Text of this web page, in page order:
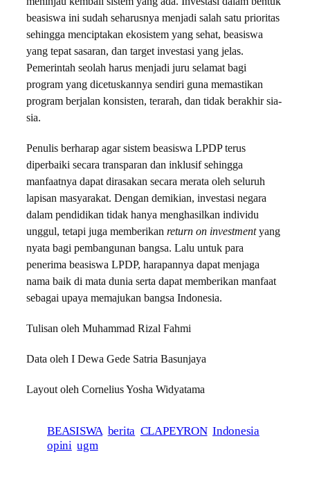
beasiswa ini sudah seharusnya menjadi salah satu prioritas
sehingga menciptakan ekosistem yang sehat, beasiswa
yang tepat sasaran, dan target investasi yang jelas.
Pemerintah seolah harus menjadi juru selamat bagi
program yang dicetuskannya sendiri guna memastikan
program berjalan konsisten, terarah, dan tidak berakhir sia-
sia.
Penulis berharap agar sistem beasiswa LPDP terus
diperbaiki secara transparan dan inklusif sehingga
manfaatnya dapat dirasakan secara merata oleh seluruh
lapisan masyarakat. Dengan demikian, investasi negara
dalam pendidikan tidak hanya menghasilkan individu
unggul, tetapi juga memberikan return on investmentyang
nyata bagi pembangunan bangsa. Lalu untuk para
penerima beasiswa LPDP, harapannya dapat menjaga
nama baik di mata dunia serta dapat memberikan manfaat
sebagai upaya memajukan bangsa Indonesia.
Tulisan oleh Muhammad Rizal Fahmi
Data oleh I Dewa Gede Satria Basunjaya
Layout oleh Cornelius Yosha Widyatama
BEASISWA berita CLAPEYRON Indonesia
opini ugm